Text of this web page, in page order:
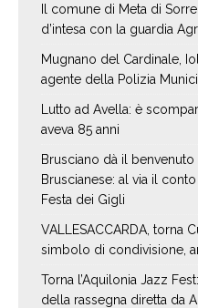
Il comune di Meta di
d’intesa con la guardia
Mugnano del Cardinale,
agente della Polizia
Lutto ad Avella: è
aveva 85 anni
Brusciano dà il benvenuto
Bruscianese: al via il
Festa dei Gigli
VALLESACCARDA, torna
simbolo di condivisione,
Torna l’Aquilonia Jazz
della rassegna diretta da